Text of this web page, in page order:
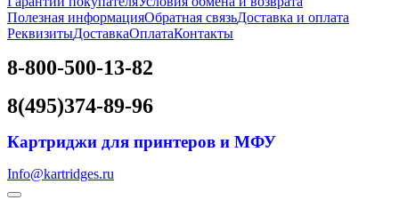
Полезная информацияОбратная связьДоставка и оплата
РеквизитыДоставкаОплатаКонтакты
8-800-500-13-82
8(495)374-89-96
Картриджи для принтеров и МФУ
Info@kartridges.ru